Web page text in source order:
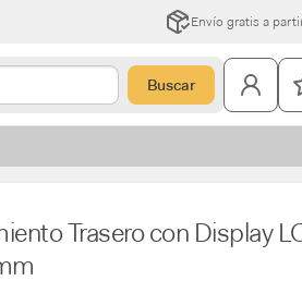
Envío gratis a
Buscar
Trasero con Display